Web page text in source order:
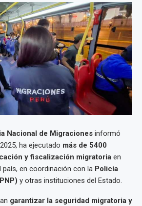
Nacional de Migraciones informó
ha ejecutado más de 5400
y fiscalización migratoria en
país, en coordinación con la Policía
y otras instituciones del Estado.
garantizar la seguridad migratoria y